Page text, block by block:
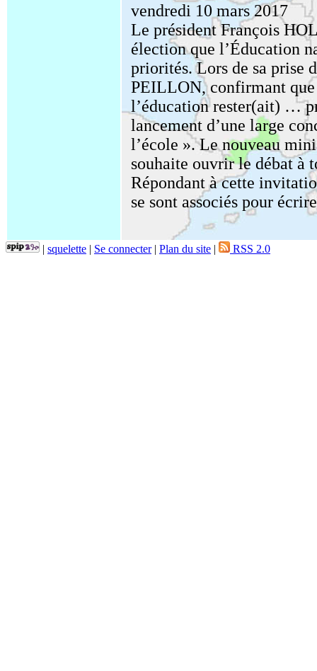
vendredi 10 mars 2017
Le président François
élection que l’Éducation
priorités. Lors de sa prise
PEILLON, confirmant
l’éducation rester(ait) …
lancement d’une large
l’école ». Le nouveau
souhaite ouvrir le débat à
Répondant à cette
se sont associés pour
| squelette | Se connecter| Plan du site | RSS 2.0